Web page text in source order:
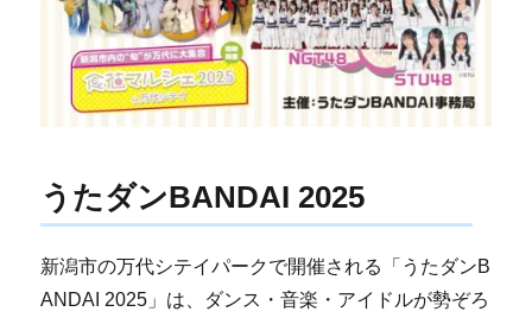
うたダンBANDAI 2025
新潟市の万代シテイパークで開催される「うたダンB
ANDAI 2025」は、ダンス・音楽・アイドルが勢ぞろ